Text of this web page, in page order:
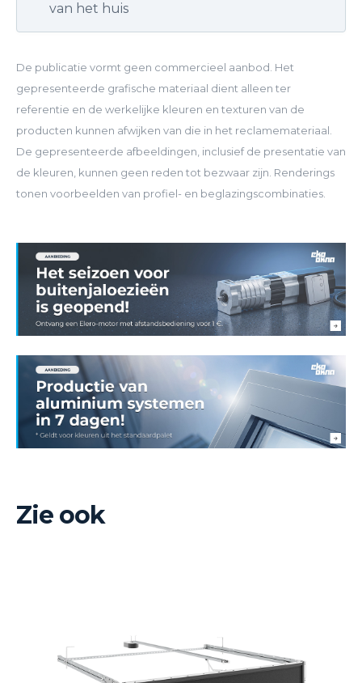
van het huis
De publicatie vormt geen commercieel aanbod. Het
gepresenteerde grafische materiaal dient alleen ter
referentie en de werkelijke kleuren en texturen van de
producten kunnen afwijken van die in het reclamemateriaal.
De gepresenteerde afbeeldingen, inclusief de presentatie van
de kleuren, kunnen geen reden tot bezwaar zijn. Renderings
tonen voorbeelden van profiel- en beglazingscombinaties.
Zie ook